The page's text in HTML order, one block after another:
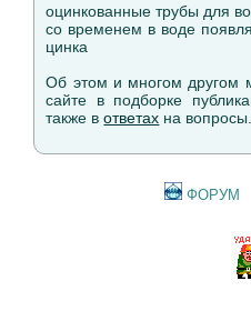
оцинкованные трубы для
со временем в воде
цинка
Об этом и многом другом
сайте в подборке
также вответах на вопросы.
ФОРУМ